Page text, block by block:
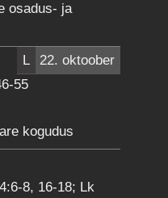
osadus- ja
L
22. oktoober
55
kogudus
8, 16-18; Lk